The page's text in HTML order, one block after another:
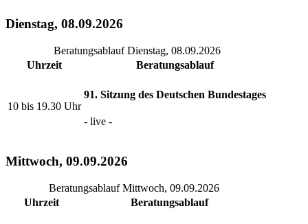
Dienstag, 08.09.2026
Beratungsablauf Dienstag, 08.09.2026
Uhrzeit
Beratungsablauf
10 bis 19.30 Uhr
91. Sitzung des Deutschen Bundestages
- live -
Mittwoch, 09.09.2026
Beratungsablauf Mittwoch, 09.09.2026
Uhrzeit
Beratungsablauf